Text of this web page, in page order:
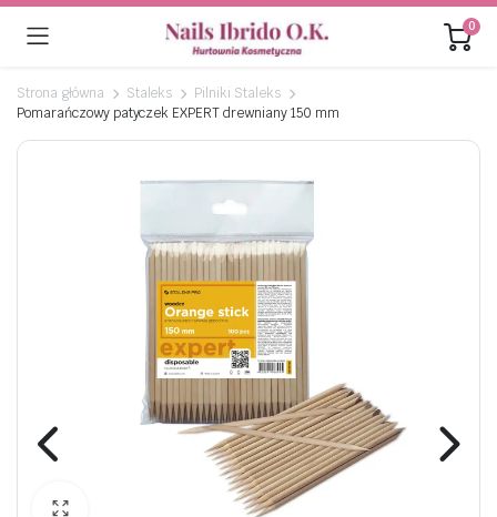
0
Strona główna Staleks
Pilniki Staleks
Pomarańczowy patyczek EXPERT drewniany 150 mm